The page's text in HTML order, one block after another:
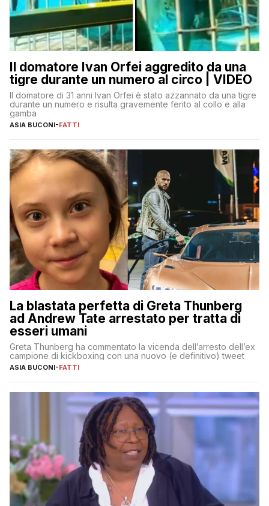
Il domatore Ivan Orfei aggredito da una
tigre durante un numero al circo | VIDEO
Il domatore di 31 anni Ivan Orfei è stato azzannato da una tigre
durante un numero e risulta gravemente ferito al collo e alla
gamba
ASIA BUCONI-FATTI
La blastata perfetta di Greta Thunberg
ad Andrew Tate arrestato per tratta di
esseri umani
Greta Thunberg ha commentato la vicenda dell’arresto dell’ex
campione di kickboxing con una nuovo (e definitivo) tweet
ASIA BUCONI-FATTI